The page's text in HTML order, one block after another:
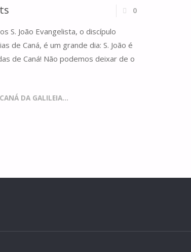
0
S. João Evangelista, o discípulo
de Caná, é um grande dia: S. João é
de Caná! Não podemos deixar de o
DA GALILEIA...